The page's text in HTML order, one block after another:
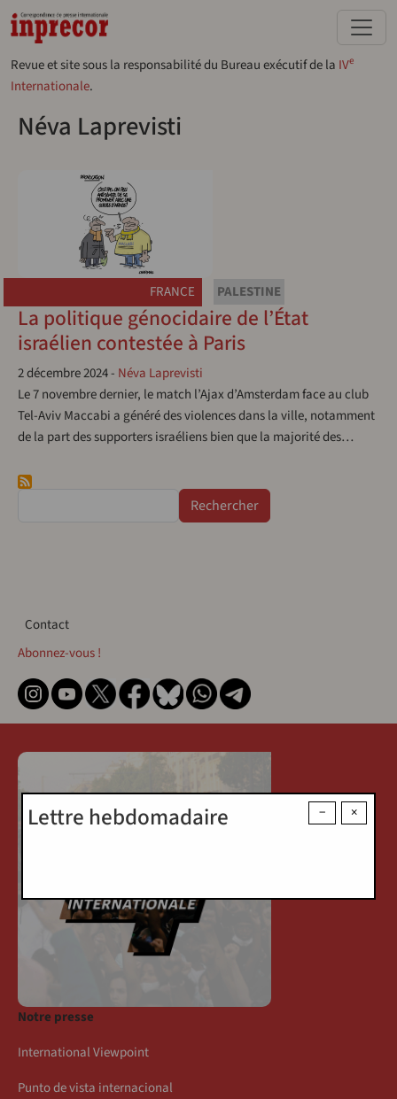
Aller au contenu principal
Revue et site sous la responsabilité du Bureau exécutif de la IVe
Internationale.
Néva Laprevisti
FRANCE PALESTINE
La politique génocidaire de l’État
israélien contestée à Paris
2 décembre 2024- Néva Laprevisti
Le 7 novembre dernier, le match l’Ajax d’Amsterdam face au club
Tel-Aviv Maccabi a généré des violences dans la ville, notamment
de la part des supporters israéliens bien que la majorité des…
×
−
Lettre hebdomadaire
Contact
Contact
Abonnez-vous !
Notre presse
International Viewpoint
Punto de vista internacional